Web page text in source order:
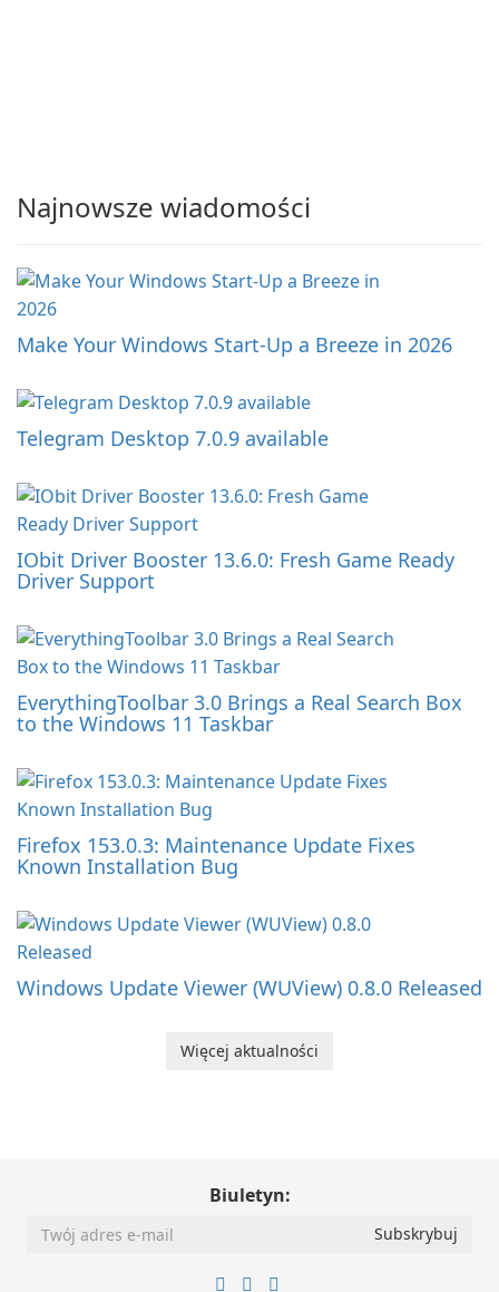
Najnowsze wiadomości
Make Your Windows Start-Up a Breeze in 2026
Telegram Desktop 7.0.9 available
IObit Driver Booster 13.6.0: Fresh Game Ready
Driver Support
EverythingToolbar 3.0 Brings a Real Search Box
to the Windows 11 Taskbar
Firefox 153.0.3: Maintenance Update Fixes
Known Installation Bug
Windows Update Viewer (WUView) 0.8.0 Released
Więcej aktualności
Biuletyn: